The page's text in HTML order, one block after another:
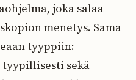
joka salaa
menetys. Sama
tyyppiin:
sekä